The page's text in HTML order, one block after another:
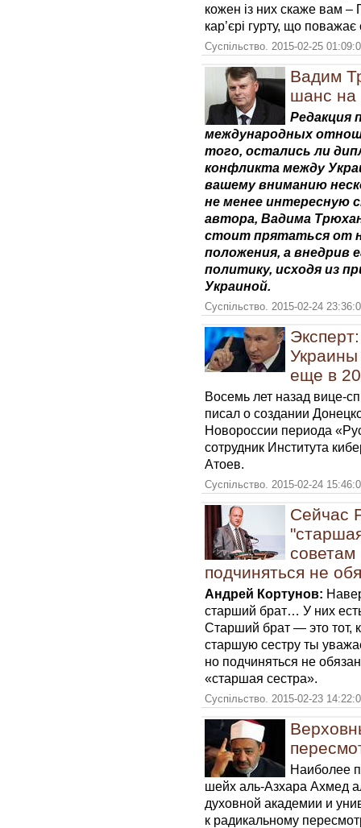
кожен із них скаже вам –
кар’єрі гурту, що поважає
Суспільство. 2015-02-25
Вадим
шанс на
Редакция
международных
того, остались ли
конфликта между
вашему вниманию
не менее интересную
автора, Вадима
стоит прятаться от
положения, а внедрив
политику, исходя из
Украиной.
Суспільство. 2015-02-24
еще в
Восемь лет назад вице-
писал о создании
Новороссии периода
сотрудник Института
Атоев.
Суспільство. 2015-02-24
Сейчас
подчиняться не
Андрей Кортунов:
старший брат… У них
Старший брат — это тот,
старшую сестру ты
но подчиняться не
«старшая сестра».
Суспільство. 2015-02-23
Наиболее
шейх аль-Азхара Ахмед
духовной академии и
к радикальному